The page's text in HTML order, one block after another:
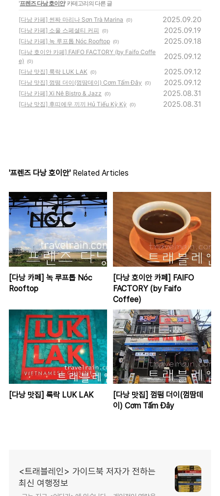
'프렌즈 다낭 호이안' 카테고리의 다른 글
[다낭 카페] 썬짜 마리나 Sơn Trà Marina (0) 2025.09.20
[다낭 카페] 소울 스페셜티 커피 (0) 2025.09.19
[다낭 카페] 녹 루프톱 Nóc Rooftop (0) 2025.09.18
[다낭 호이안 카페] FAIFO FACTORY (by Faifo Coffe
e)
(0)
2025.09.12
[다낭 맛집] 룩락 LUK LAK (0) 2025.09.12
[다낭 맛집] 껌떰 더이(껌땀데이) Cơm Tấm Đây (0) 2025.09.12
[다낭 카페] Xi Nê Bistro & Jazz (0) 2025.08.31
[다낭 맛집] 후띠에우 끼끼 Hủ Tiếu Kỳ Kỳ (0) 2025.08.31
'프렌즈 다낭 호이안' Related Articles
[다낭 카페] 녹 루프톱 Nóc
Rooftop
[다낭 호이안 카페] FAIFO
FACTORY (by Faifo
Coffee)
[다낭 맛집] 룩락 LUK LAK
[다낭 맛집] 껌떰 더이(껌땀데
이) Cơm Tấm Đây
<트래블레인> 가이드북 저자가 전하는
최신 여행정보